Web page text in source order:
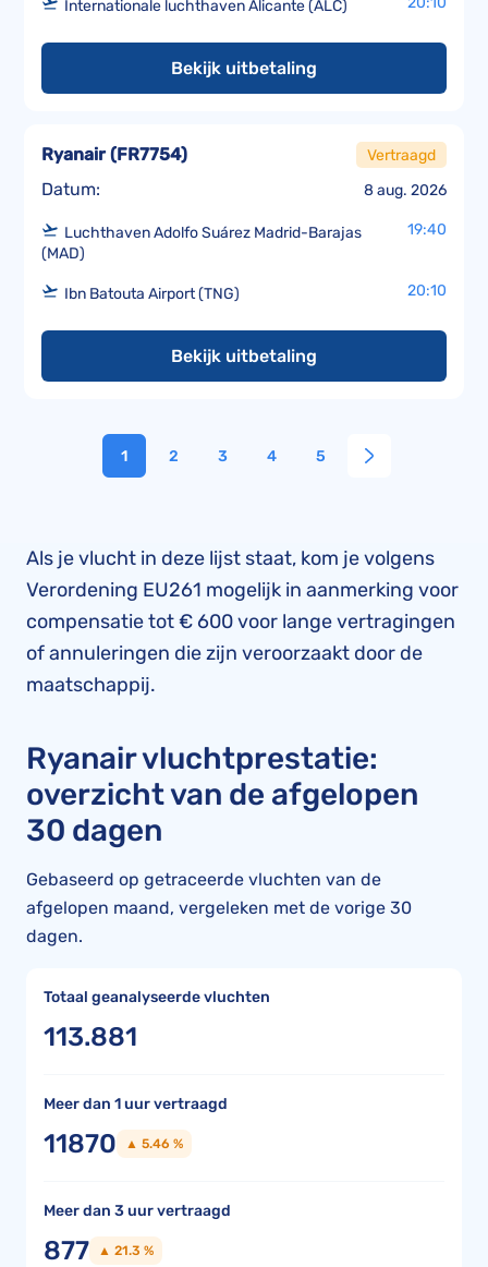
Internationale luchthaven Alicante (ALC)
Bekijk uitbetaling
Datum: 8 aug. 2026
Ryanair(FR7754) Vertraagd
Luchthaven Adolfo Suárez Madrid-Barajas
(MAD)
19:40
Ibn Batouta Airport (TNG) 20:10
Bekijk uitbetaling
1 2 3 4 5
Als je vlucht in deze lijst staat, kom je volgens
Verordening EU261 mogelijk in aanmerking voor
compensatie tot € 600 voor lange vertragingen
of annuleringen die zijn veroorzaakt door de
maatschappij.
Ryanair vluchtprestatie:
overzicht van de afgelopen
30 dagen
Gebaseerd op getraceerde vluchten van de
afgelopen maand, vergeleken met de vorige 30
dagen.
Totaal geanalyseerde vluchten
113.881
Meer dan 1 uur vertraagd
11870 ▲ 5.46 %
Meer dan 3 uur vertraagd
877 ▲ 21.3 %